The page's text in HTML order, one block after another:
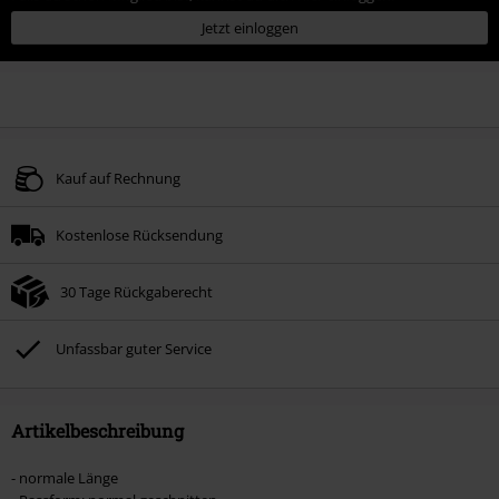
Jetzt einloggen
Kauf auf Rechnung
Kostenlose Rücksendung
30 Tage Rückgaberecht
Unfassbar guter Service
Artikelbeschreibung
- normale Länge